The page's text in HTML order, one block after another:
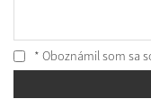
* Oboznámil som sa